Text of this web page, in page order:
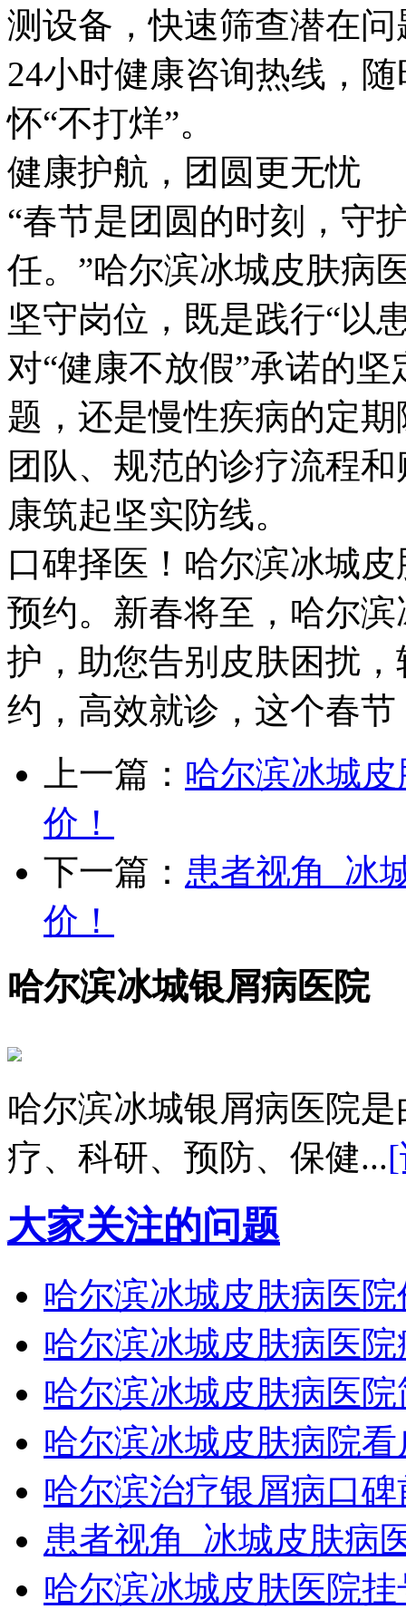
测设备，快速筛查潜在
24小时健康咨询热线，
怀“不打烊”。
健康护航，团圆更无忧
“春节是团圆的时刻，守
任。”哈尔滨冰城皮肤病
坚守岗位，既是践行“以
对“健康不放假”承诺的
题，还是慢性疾病的定
团队、规范的诊疗流程
康筑起坚实防线。
口碑择医！哈尔滨冰城
预约。新春将至，哈尔
护，助您告别皮肤困扰
约，高效就诊，这个春
上一篇： 哈尔滨冰城
价！
下一篇： 患者视角_冰
价！
哈尔滨冰城银屑病医院
哈尔滨冰城银屑病医院
疗、科研、预防、保健...
大家关注的问题
哈尔滨冰城皮肤病医
哈尔滨冰城皮肤病医
哈尔滨冰城皮肤病医
哈尔滨冰城皮肤病院
哈尔滨治疗银屑病口
患者视角_冰城皮肤病
哈尔滨冰城皮肤医院